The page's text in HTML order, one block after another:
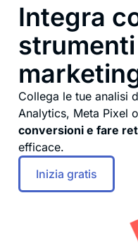
Integra
Collega le tue analisi
Analytics, Meta Pixel
conversioni e fare
efficace.
Inizia gratis